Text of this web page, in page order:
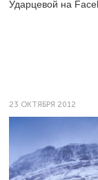
Ударцевой на
23 ОКТЯБРЯ 2012